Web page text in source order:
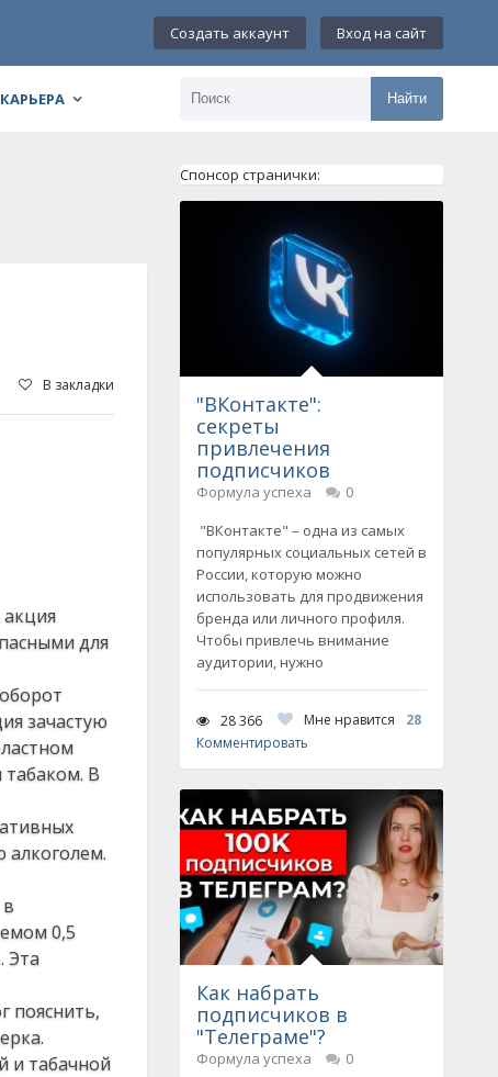
Создать аккаунт Вход на сайт
КАРЬЕРА Найти
В закладки
для
зачастую
В
алкоголем.
0,5
Эта
пояснить,
и табачной
Спонсор странички:
"ВКонтакте":
секреты
привлечения
подписчиков
Формула успеха
0
"ВКонтакте" – одна из самых
популярных социальных сетей в
России, которую можно
использовать для продвижения
бренда или личного профиля.
Чтобы привлечь внимание
аудитории, нужно
28 366 Мне нравится
28
Комментировать
Как набрать
подписчиков в
"Телеграме"?
Формула успеха
0